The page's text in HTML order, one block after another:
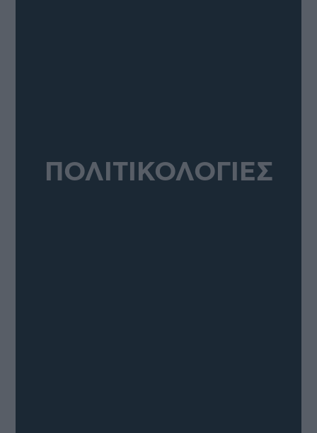
ΠΟΛΙΤΙΚΟΛΟΓΙΕΣ